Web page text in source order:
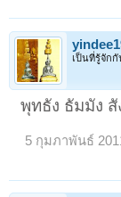
เป็นที่รู้จัก
พุทธัง ธัมมัง
5 กุมภาพันธ์